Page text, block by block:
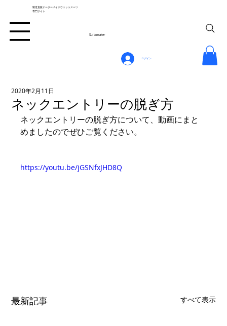
Suitsmaker
製造直販オーダーメイドウェットスーツ
専門サイト
ログイン
ネックエントリーの脱ぎ方
2020年2月11日
ネックエントリーの脱ぎ方について、動画にまと
めましたのでぜひご覧ください。
https://youtu.be/jGSNfxJHD8Q
最新記事 すべて表示